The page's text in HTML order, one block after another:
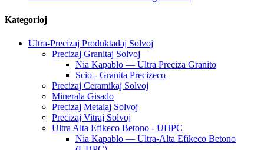
Kategorioj
Ultra-Precizaj Produktadaj Solvoj
Precizaj Granitaj Solvoj
Nia Kapablo — Ultra Preciza Granito
Scio - Granita Precizeco
Precizaj Ceramikaj Solvoj
Minerala Gisado
Precizaj Metalaj Solvoj
Precizaj Vitraj Solvoj
Ultra Alta Efikeco Betono - UHPC
Nia Kapablo — Ultra-Alta Efikeco Betono